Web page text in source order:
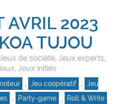
AVRIL 2023
TUJOU
de société ,Jeux experts
, Jeux initiés
Jeu coopératif
Jeu
Party-game Roll & Write